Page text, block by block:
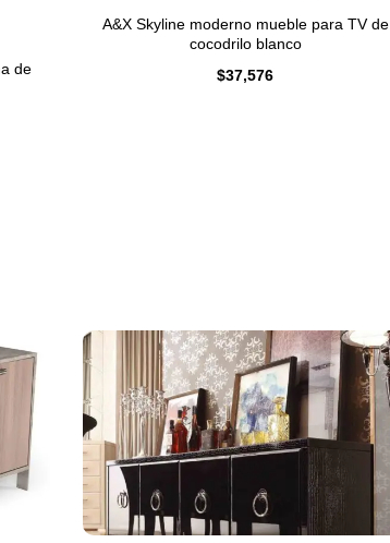
de
A&X Skyline moderno mueble para TV de
cocodrilo blanco
$37,576